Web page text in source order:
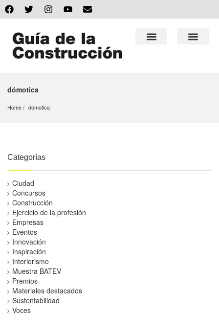
dómotica
Home dómotica
Categorías
Ciudad
Concursos
Construcción
Ejercicio de la profesión
Empresas
Eventos
Innovación
Inspiración
Interiorismo
Muestra BATEV
Premios
Materiales destacados
Sustentabilidad
Voces